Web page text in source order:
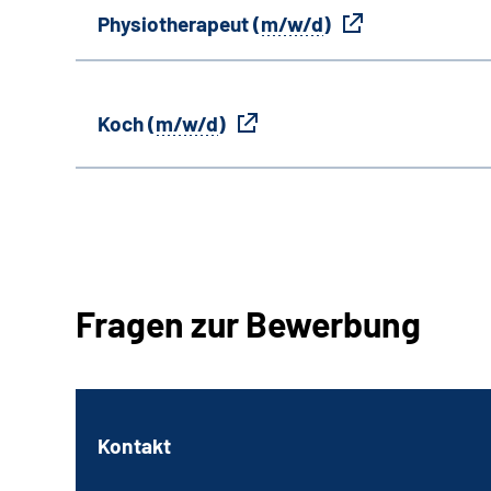
Physiotherapeut (m/w/d)
Koch (m/w/d)
Fragen zur Bewerbung
Kontakt